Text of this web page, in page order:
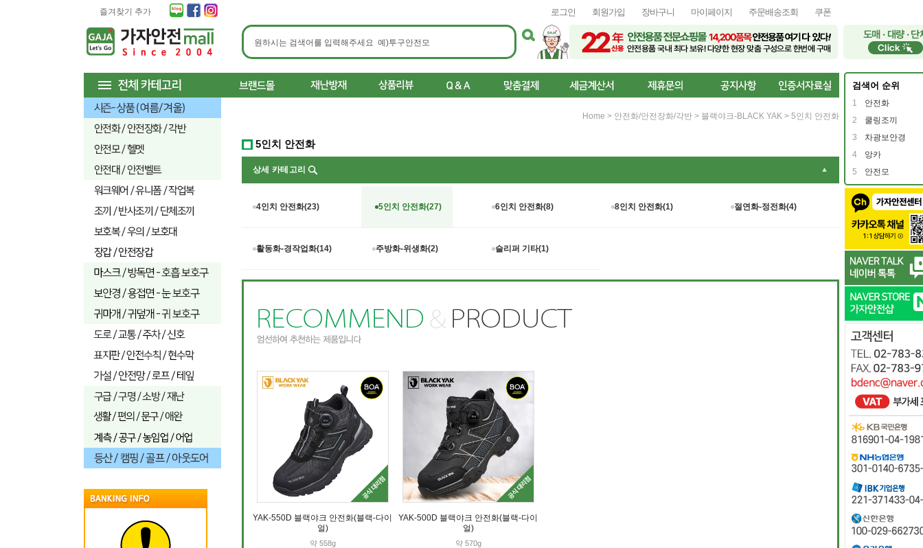
검색어 순위
1
안전화
2
쿨링조끼
3
차광보안경
4
앙카
5
안전모
즐겨찾기 추가 로그인 회원가입 장바구니 마이페이지 주문배송조회 쿠폰
Home > 안전화/안전장화/각반 > 블랙야크-BLACK YAK > 5인치 안전화
5인치 안전화
상세 카테고리 ▼
4인치 안전화(23) 5인치 안전화(27) 6인치 안전화(8) 8인치 안전화(1) 절연화-정전화(4)
활동화-경작업화(14) 주방화-위생화(2) 슬리퍼 기타(1)
YAK-550D 블랙야크 안전화(블랙-다이
얼)
약 558g
YAK-500D 블랙야크 안전화(블랙-다이
얼)
약 570g